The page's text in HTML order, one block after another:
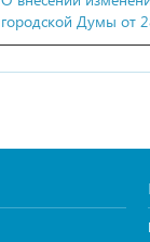
городской Думы от